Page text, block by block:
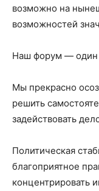
возможно на
возможностей
Наш форум — один
Мы прекрасно
решить
задействовать
Политическая
благоприятное
концентрировать